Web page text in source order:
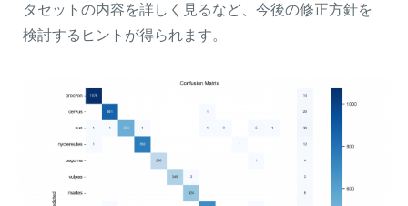
タセットの内容を詳しく見るなど、今後の修正方針を
検討するヒントが得られます。